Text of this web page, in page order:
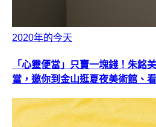
2020年的今天
「心靈便當」只賣一塊錢！朱銘
當，邀你到金山逛夏夜美術館、